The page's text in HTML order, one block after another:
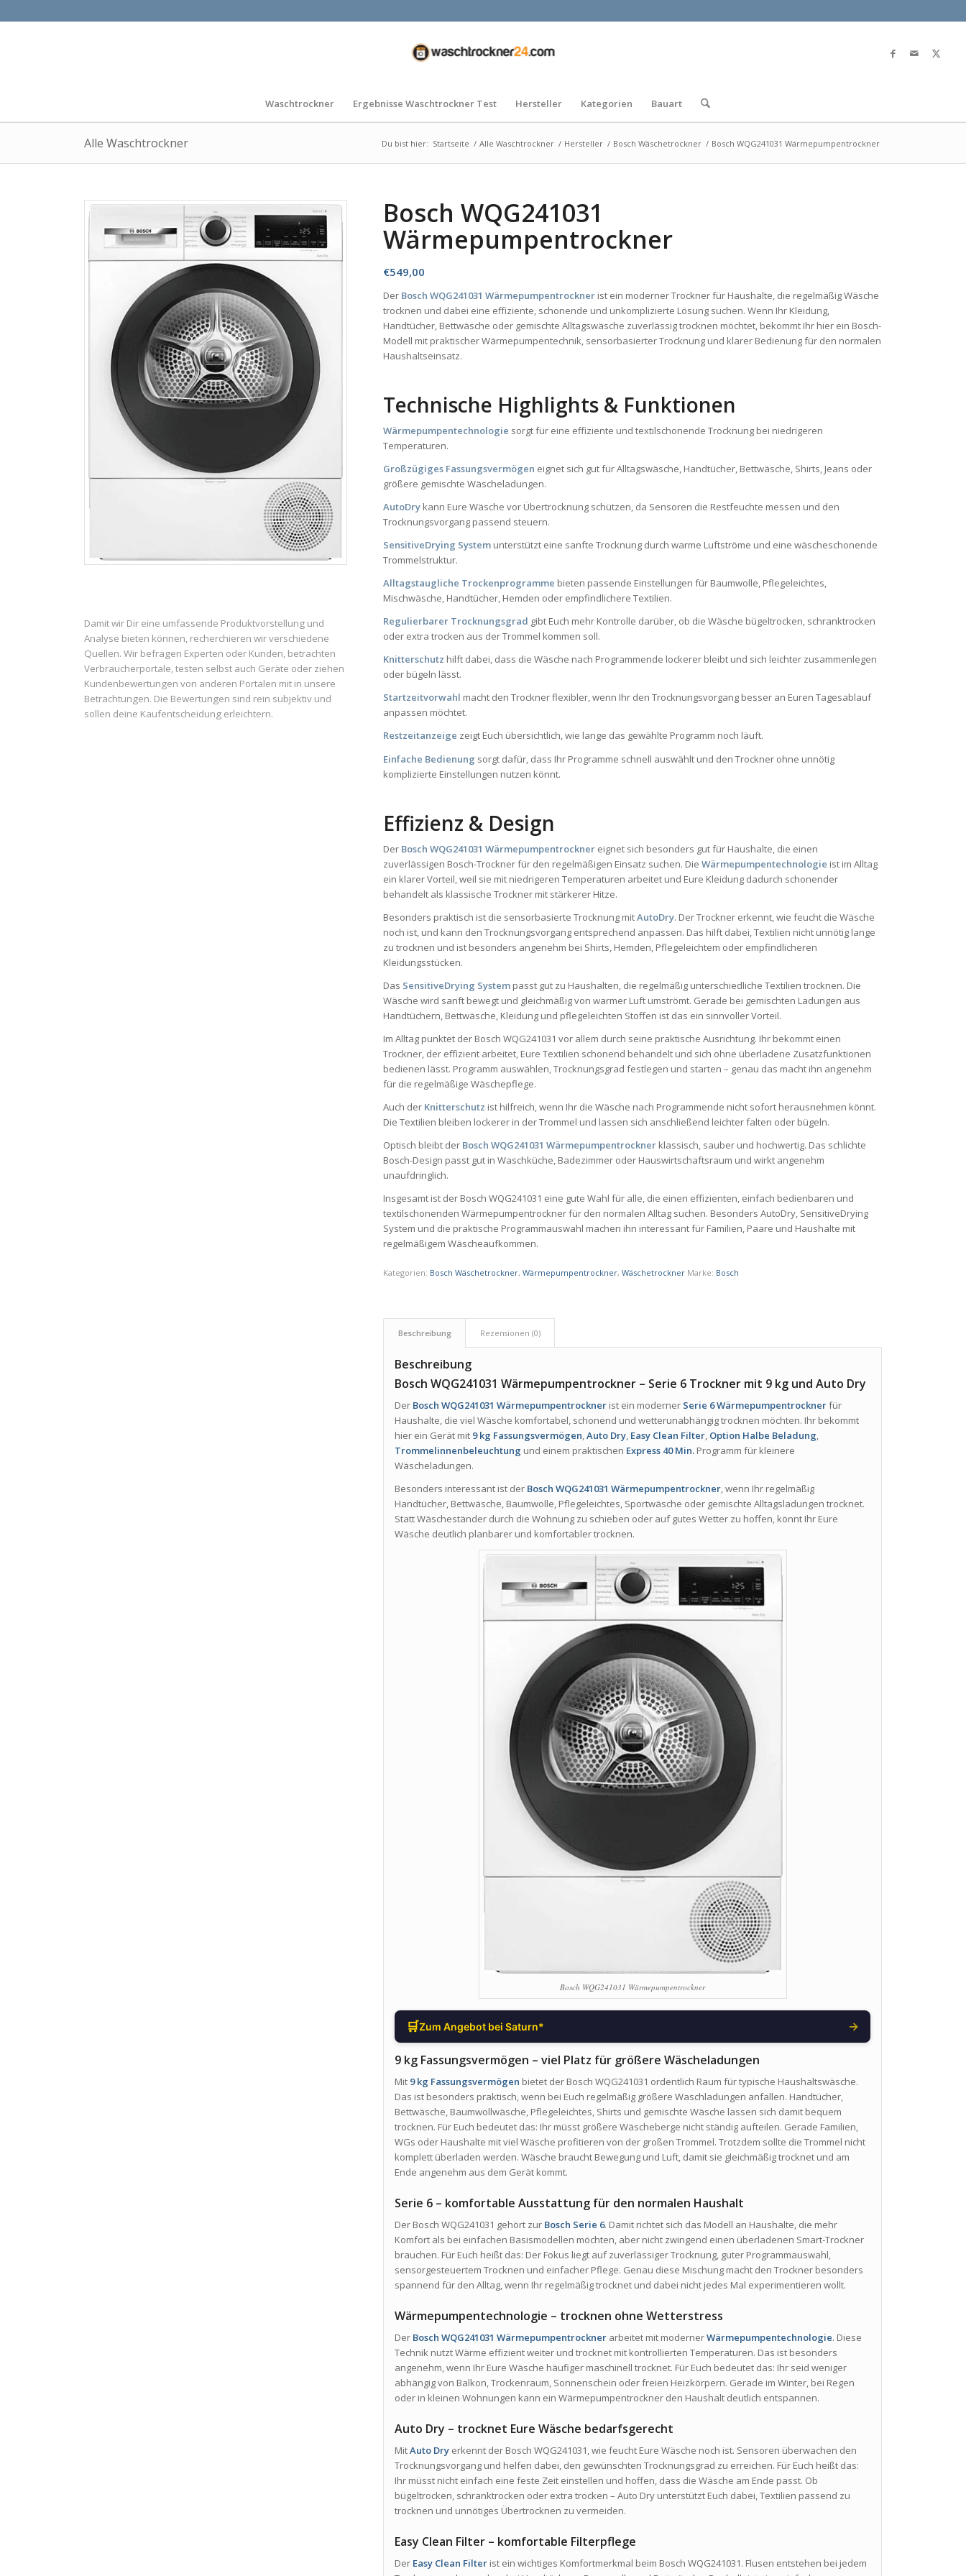
Waschtrockner Ergebnisse Waschtrockner Test Hersteller Kategorien Bauart
Alle Waschtrockner Du bist hier: Startseite / Alle Waschtrockner / Hersteller / Bosch Wäschetrockner / Bosch WQG241031 Wärmepumpentrockner
Damit wir Dir eine umfassende Produktvorstellung und
Analyse bieten können, recherchieren wir verschiedene
Quellen. Wir befragen Experten oder Kunden, betrachten
Verbraucherportale, testen selbst auch Geräte oder ziehen
Kundenbewertungen von anderen Portalen mit in unsere
Betrachtungen. Die Bewertungen sind rein subjektiv und
sollen deine Kaufentscheidung erleichtern.
Bosch WQG241031
Wärmepumpentrockner
€549,00
Der Bosch WQG241031 Wärmepumpentrockner ist ein moderner Trockner für Haushalte, die regelmäßig Wäsche
trocknen und dabei eine effiziente, schonende und unkomplizierte Lösung suchen. Wenn Ihr Kleidung,
Handtücher, Bettwäsche oder gemischte Alltagswäsche zuverlässig trocknen möchtet, bekommt Ihr hier ein Bosch-
Modell mit praktischer Wärmepumpentechnik, sensorbasierter Trocknung und klarer Bedienung für den normalen
Haushaltseinsatz.
Technische Highlights & Funktionen
Wärmepumpentechnologie sorgt für eine effiziente und textilschonende Trocknung bei niedrigeren
Temperaturen.
Großzügiges Fassungsvermögen eignet sich gut für Alltagswäsche, Handtücher, Bettwäsche, Shirts, Jeans oder
größere gemischte Wäscheladungen.
AutoDry kann Eure Wäsche vor Übertrocknung schützen, da Sensoren die Restfeuchte messen und den
Trocknungsvorgang passend steuern.
SensitiveDrying System unterstützt eine sanfte Trocknung durch warme Luftströme und eine wäscheschonende
Trommelstruktur.
Alltagstaugliche Trockenprogramme bieten passende Einstellungen für Baumwolle, Pflegeleichtes,
Mischwäsche, Handtücher, Hemden oder empfindlichere Textilien.
Regulierbarer Trocknungsgrad gibt Euch mehr Kontrolle darüber, ob die Wäsche bügeltrocken, schranktrocken
oder extra trocken aus der Trommel kommen soll.
Knitterschutz hilft dabei, dass die Wäsche nach Programmende lockerer bleibt und sich leichter zusammenlegen
oder bügeln lässt.
Startzeitvorwahl macht den Trockner flexibler, wenn Ihr den Trocknungsvorgang besser an Euren Tagesablauf
anpassen möchtet.
Restzeitanzeige zeigt Euch übersichtlich, wie lange das gewählte Programm noch läuft.
Einfache Bedienung sorgt dafür, dass Ihr Programme schnell auswählt und den Trockner ohne unnötig
komplizierte Einstellungen nutzen könnt.
Effizienz & Design
Der Bosch WQG241031 Wärmepumpentrockner eignet sich besonders gut für Haushalte, die einen
zuverlässigen Bosch-Trockner für den regelmäßigen Einsatz suchen. DieWärmepumpentechnologie ist im Alltag
ein klarer Vorteil, weil sie mit niedrigeren Temperaturen arbeitet und Eure Kleidung dadurch schonender
behandelt als klassische Trockner mit stärkerer Hitze.
Besonders praktisch ist die sensorbasierte Trocknung mitAutoDry. Der Trockner erkennt, wie feucht die Wäsche
noch ist, und kann den Trocknungsvorgang entsprechend anpassen. Das hilft dabei, Textilien nicht unnötig lange
zu trocknen und ist besonders angenehm bei Shirts, Hemden, Pflegeleichtem oder empfindlicheren
Kleidungsstücken.
Das SensitiveDrying System passt gut zu Haushalten, die regelmäßig unterschiedliche Textilien trocknen. Die
Wäsche wird sanft bewegt und gleichmäßig von warmer Luft umströmt. Gerade bei gemischten Ladungen aus
Handtüchern, Bettwäsche, Kleidung und pflegeleichten Stoffen ist das ein sinnvoller Vorteil.
Im Alltag punktet der Bosch WQG241031 vor allem durch seine praktische Ausrichtung. Ihr bekommt einen
Trockner, der effizient arbeitet, Eure Textilien schonend behandelt und sich ohne überladene Zusatzfunktionen
bedienen lässt. Programm auswählen, Trocknungsgrad festlegen und starten – genau das macht ihn angenehm
für die regelmäßige Wäschepflege.
Auch der Knitterschutz ist hilfreich, wenn Ihr die Wäsche nach Programmende nicht sofort herausnehmen könnt.
Die Textilien bleiben lockerer in der Trommel und lassen sich anschließend leichter falten oder bügeln.
Optisch bleibt der Bosch WQG241031 Wärmepumpentrockner klassisch, sauber und hochwertig. Das schlichte
Bosch-Design passt gut in Waschküche, Badezimmer oder Hauswirtschaftsraum und wirkt angenehm
unaufdringlich.
Insgesamt ist der Bosch WQG241031 eine gute Wahl für alle, die einen effizienten, einfach bedienbaren und
textilschonenden Wärmepumpentrockner für den normalen Alltag suchen. Besonders AutoDry, SensitiveDrying
System und die praktische Programmauswahl machen ihn interessant für Familien, Paare und Haushalte mit
regelmäßigem Wäscheaufkommen.
Kategorien: Bosch Wäschetrockner,Wärmepumpentrockner,Wäschetrockner Marke: Bosch
Beschreibung Rezensionen (0)
Beschreibung
Bosch WQG241031 Wärmepumpentrockner – Serie 6 Trockner mit 9 kg und Auto Dry
Der Bosch WQG241031 Wärmepumpentrockner ist ein moderner Serie 6 Wärmepumpentrocknerfür
Haushalte, die viel Wäsche komfortabel, schonend und wetterunabhängig trocknen möchten. Ihr bekommt
hier ein Gerät mit 9 kg Fassungsvermögen,Auto Dry, Easy Clean Filter, Option Halbe Beladung,
Trommelinnenbeleuchtung und einem praktischen Express 40 Min. Programm für kleinere
Wäscheladungen.
Besonders interessant ist der Bosch WQG241031 Wärmepumpentrockner, wenn Ihr regelmäßig
Handtücher, Bettwäsche, Baumwolle, Pflegeleichtes, Sportwäsche oder gemischte Alltagsladungen trocknet.
Statt Wäscheständer durch die Wohnung zu schieben oder auf gutes Wetter zu hoffen, könnt Ihr Eure
Wäsche deutlich planbarer und komfortabler trocknen.
Bosch WQG241031 Wärmepumpentrockner
🛒Zum Angebot bei Saturn* →
9 kg Fassungsvermögen – viel Platz für größere Wäscheladungen
Mit 9 kg Fassungsvermögen bietet der Bosch WQG241031 ordentlich Raum für typische Haushaltswäsche.
Das ist besonders praktisch, wenn bei Euch regelmäßig größere Waschladungen anfallen. Handtücher,
Bettwäsche, Baumwollwäsche, Pflegeleichtes, Shirts und gemischte Wäsche lassen sich damit bequem
trocknen. Für Euch bedeutet das: Ihr müsst größere Wäscheberge nicht ständig aufteilen. Gerade Familien,
WGs oder Haushalte mit viel Wäsche profitieren von der großen Trommel. Trotzdem sollte die Trommel nicht
komplett überladen werden. Wäsche braucht Bewegung und Luft, damit sie gleichmäßig trocknet und am
Ende angenehm aus dem Gerät kommt.
Serie 6 – komfortable Ausstattung für den normalen Haushalt
Der Bosch WQG241031 gehört zur Bosch Serie 6. Damit richtet sich das Modell an Haushalte, die mehr
Komfort als bei einfachen Basismodellen möchten, aber nicht zwingend einen überladenen Smart-Trockner
brauchen. Für Euch heißt das: Der Fokus liegt auf zuverlässiger Trocknung, guter Programmauswahl,
sensorgesteuertem Trocknen und einfacher Pflege. Genau diese Mischung macht den Trockner besonders
spannend für den Alltag, wenn Ihr regelmäßig trocknet und dabei nicht jedes Mal experimentieren wollt.
Wärmepumpentechnologie – trocknen ohne Wetterstress
Der Bosch WQG241031 Wärmepumpentrockner arbeitet mit modernerWärmepumpentechnologie. Diese
Technik nutzt Wärme effizient weiter und trocknet mit kontrollierten Temperaturen. Das ist besonders
angenehm, wenn Ihr Eure Wäsche häufiger maschinell trocknet. Für Euch bedeutet das: Ihr seid weniger
abhängig von Balkon, Trockenraum, Sonnenschein oder freien Heizkörpern. Gerade im Winter, bei Regen
oder in kleinen Wohnungen kann ein Wärmepumpentrockner den Haushalt deutlich entspannen.
Auto Dry – trocknet Eure Wäsche bedarfsgerecht
MitAuto Dry erkennt der Bosch WQG241031, wie feucht Eure Wäsche noch ist. Sensoren überwachen den
Trocknungsvorgang und helfen dabei, den gewünschten Trocknungsgrad zu erreichen. Für Euch heißt das:
Ihr müsst nicht einfach eine feste Zeit einstellen und hoffen, dass die Wäsche am Ende passt. Ob
bügeltrocken, schranktrocken oder extra trocken – Auto Dry unterstützt Euch dabei, Textilien passend zu
trocknen und unnötiges Übertrocknen zu vermeiden.
Easy Clean Filter – komfortable Filterpflege
Der Easy Clean Filter ist ein wichtiges Komfortmerkmal beim Bosch WQG241031. Flusen entstehen bei jedem